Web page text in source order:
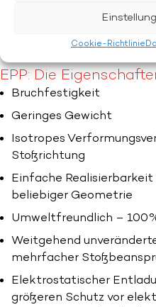
Cookie-Richtlinie
EPP: Die
Bruchfestigkeit
Geringes Gewicht
Isotropes
Stoßrichtung
Einfache
beliebiger Geometrie
Umweltfreundlich –
Weitgehend
mehrfacher
Elektrostatischer
größeren Schutz vor